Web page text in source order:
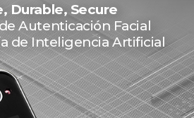
Durable, Secure
Autenticación Facial
de Inteligencia Artificial​